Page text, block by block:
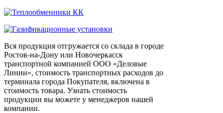
Вся продукция отгружается со склада в городе
Ростов-на-Дону или Новочеркасск
транспортной компанией ООО «Деловые
Линии», стоимость транспортных расходов до
терминала города Покупателя, включена в
стоимость товара. Узнать стоимость
продукции вы можете у менеджеров нашей
компании.